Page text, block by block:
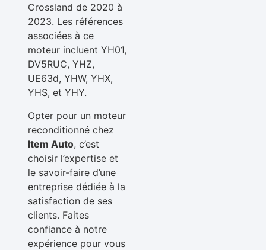
Crossland de 2020 à
2023. Les références
associées à ce
moteur incluent YH01,
DV5RUC, YHZ,
UE63d, YHW, YHX,
YHS, et YHY.
Opter pour un moteur
reconditionné chez
Item Auto, c’est
choisir l’expertise et
le savoir-faire d’une
entreprise dédiée à la
satisfaction de ses
clients. Faites
confiance à notre
expérience pour vous